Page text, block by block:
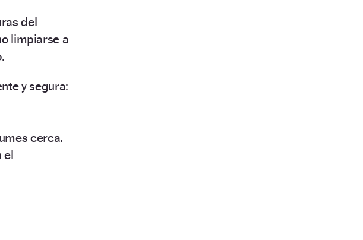
del
limpiarse a
y segura:
cerca.
el